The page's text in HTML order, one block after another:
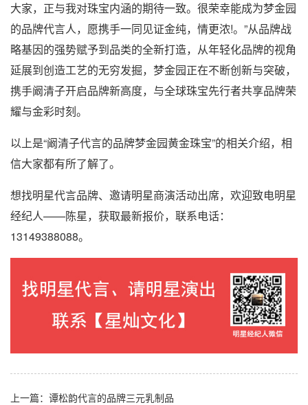
大家，正与我对珠宝内涵的期待一致。很荣幸能成为梦金园
的品牌代言人，愿携手一同见证金纯，情更浓!。”从品牌战
略基因的强势赋予到品类的全新打造，从年轻化品牌的视角
延展到创造工艺的无穷发掘，梦金园正在不断创新与突破，
携手阚清子开启品牌新高度，与全球珠宝先行者共享品牌荣
耀与金彩时刻。
以上是“阚清子代言的品牌梦金园黄金珠宝”的相关介绍，相
信大家都有所了解了。
想找明星代言品牌、邀请明星商演活动出席，欢迎致电明星
经纪人——陈星，获取最新报价，联系电话：
13149388088。
上一篇： 谭松韵代言的品牌三元乳制品